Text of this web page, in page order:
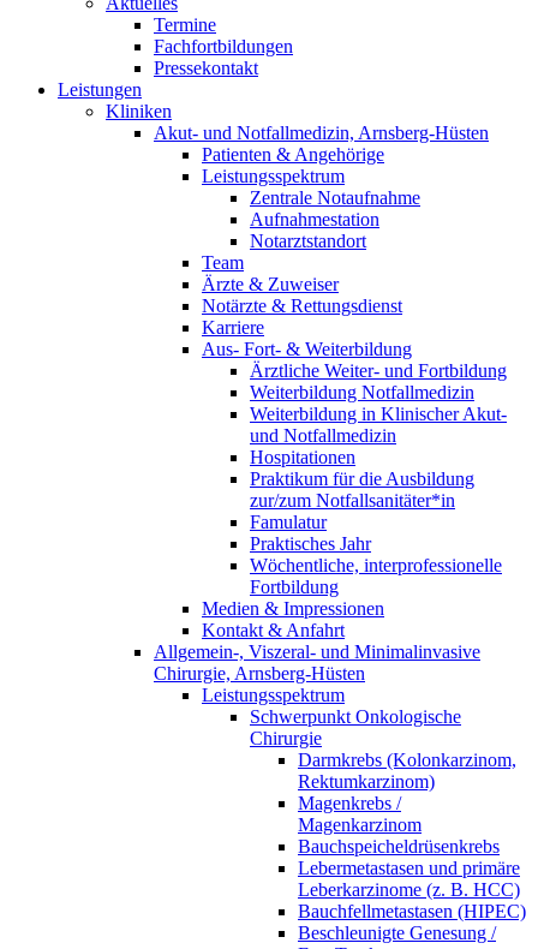
Termine
Fachfortbildungen
Pressekontakt
Leistungen
Kliniken
Akut- und Notfallmedizin, Arnsberg-Hüsten
Patienten & Angehörige
Leistungsspektrum
Zentrale Notaufnahme
Aufnahmestation
Notarztstandort
Team
Ärzte & Zuweiser
Notärzte & Rettungsdienst
Karriere
Aus- Fort- & Weiterbildung
Ärztliche Weiter- und Fortbildung
Weiterbildung Notfallmedizin
Weiterbildung in Klinischer Akut-
und Notfallmedizin
Hospitationen
Praktikum für die Ausbildung
zur/zum Notfallsanitäter*in
Famulatur
Praktisches Jahr
Wöchentliche, interprofessionelle
Fortbildung
Medien & Impressionen
Kontakt & Anfahrt
Allgemein-, Viszeral- und Minimalinvasive
Chirurgie, Arnsberg-Hüsten
Leistungsspektrum
Schwerpunkt Onkologische
Chirurgie
Darmkrebs (Kolonkarzinom,
Rektumkarzinom)
Magenkrebs /
Magenkarzinom
Bauchspeicheldrüsenkrebs
Lebermetastasen und primäre
Leberkarzinome (z. B. HCC)
Bauchfellmetastasen (HIPEC)
Beschleunigte Genesung /